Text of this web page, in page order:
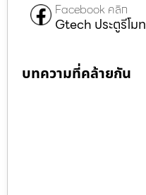
Facebook คลิก
Gtech ประตูรีโมท
บทความที่คล้ายกัน